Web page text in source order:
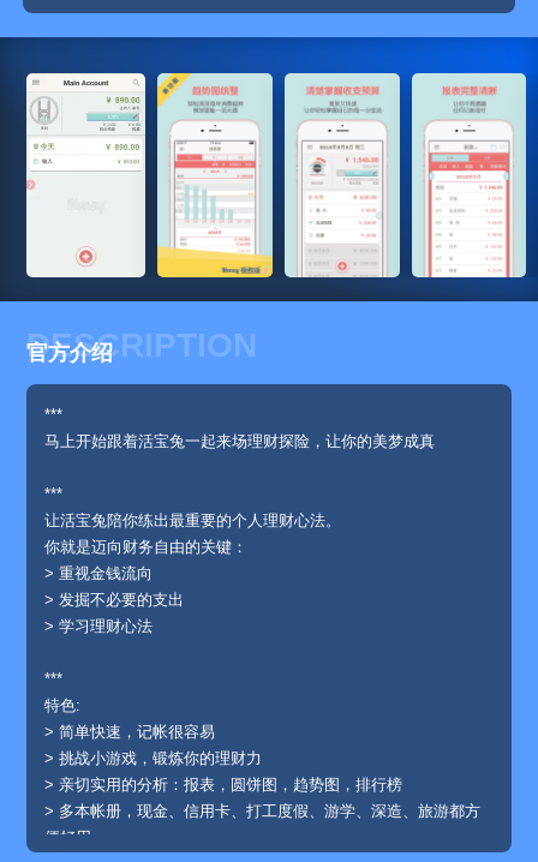
DESCRIPTION
官方介绍
***
马上开始跟着活宝兔一起来场理财探险，让你的美梦成真
***
让活宝兔陪你练出最重要的个人理财心法。
你就是迈向财务自由的关键：
> 重视金钱流向
> 发掘不必要的支出
> 学习理财心法
***
特色:
> 简单快速，记帐很容易
> 挑战小游戏，锻炼你的理财力
> 亲切实用的分析：报表，圆饼图，趋势图，排行榜
> 多本帐册，现金、信用卡、打工度假、游学、深造、旅游都方
便好用